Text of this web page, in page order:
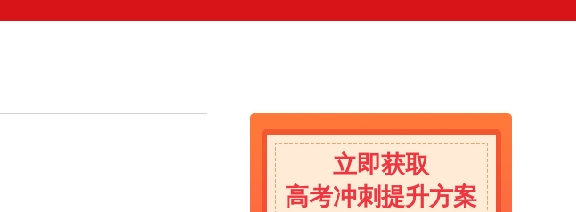
立即获取
高考冲刺提升方案